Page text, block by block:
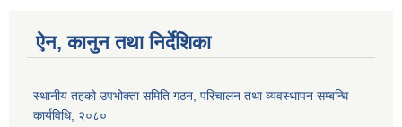
ऐन, कानुन तथा निर्देशिका
स्थानीय तहको उपभोक्ता समिति गठन, परिचालन तथा व्यवस्थापन सम्बन्धि
कार्यविधि, २०८०